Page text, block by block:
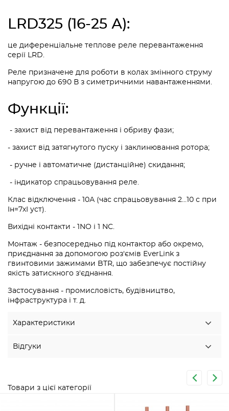
LRD325 (16-25 А):
це диференціальне теплове реле перевантаження
серії LRD.
Реле призначене для роботи в колах змінного струму
напругою до 690 В з симетричними навантаженнями.
Функції:
- захист від перевантаження і обриву фази;
- захист від затягнутого пуску і заклинювання ротора;
- ручне і автоматичне (дистанційне) скидання;
- індикатор спрацьовування реле.
Клас відключення - 10А (час спрацьовування 2...10 с при
Iн=7хI уст).
Вихідні контакти - 1NO і 1 NC.
Монтаж - безпосередньо під контактор або окремо,
приєднання за допомогою роз'ємів EverLink з
гвинтовими зажимами BTR, що забезпечує постійну
якість затискного з'єднання.
Застосування - промисловість, будівництво,
інфраструктура і т. д.
Характеристики
Відгуки
Товари з цієї категорії